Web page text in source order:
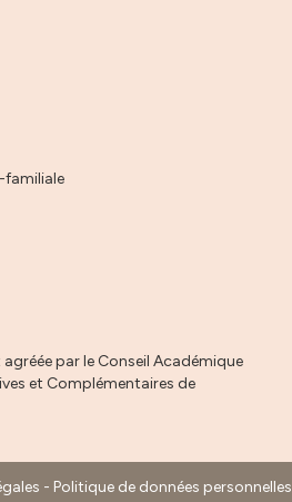
familiale
agréée par le Conseil Académique
et Complémentaires de
- Politique de données personnelles